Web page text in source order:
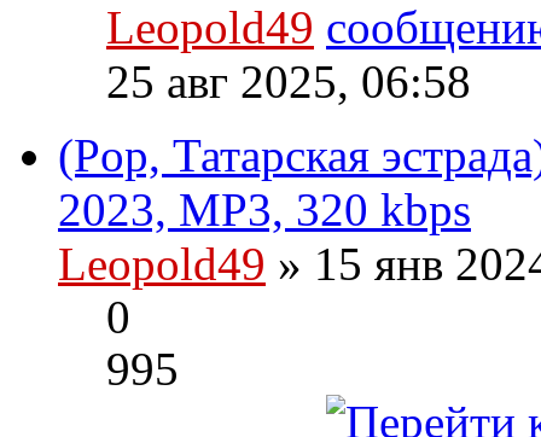
Leopold49
25 авг 2025, 06:58
(Pop, Татарская
2023, MP3, 320 kbps
Leopold49 » 15 янв
0
995